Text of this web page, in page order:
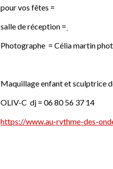
pour vos fêtes =
salle de réception =
Photographe = Célia martin
Maquillage enfant et sculptrice
OLIV-C dj = 06 80 56 37 14
https://www.au-rythme-des-